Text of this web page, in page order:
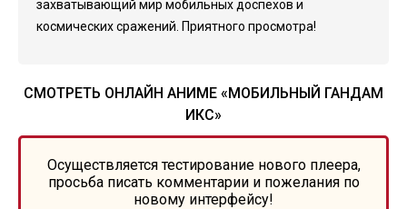
захватывающий мир мобильных доспехов и
космических сражений. Приятного просмотра!
СМОТРЕТЬ ОНЛАЙН АНИМЕ «МОБИЛЬНЫЙ ГАНДАМ
ИКС»
Осуществляется тестирование нового плеера,
просьба писать комментарии и пожелания по
новому интерфейсу!